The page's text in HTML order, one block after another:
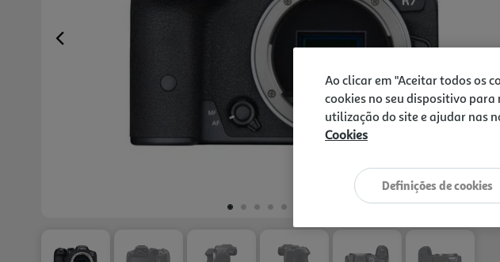
Previous
Ao clicar em "Aceitar todos os
cookies no seu dispositivo
utilização do site e ajudar nas
Cookies
Definições de cookies